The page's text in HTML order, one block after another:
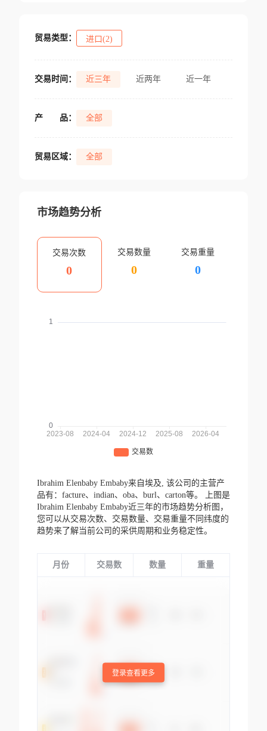
贸易类型： 进口(2)
交易时间： 近三年 近两年 近一年
产 品： 全部
贸易区域： 全部
市场趋势分析
交易次数
0
交易数量
0
交易重量
0
Ibrahim Elenbaby Embaby来自埃及, 该公司的主营产
品有：facture、indian、oba、burl、carton等。
上图是
Ibrahim Elenbaby Embaby近三年的市场趋势分析图，
您可以从交易次数、交易数量、交易重量不同纬度的
趋势来了解当前公司的采供周期和业务稳定性。
月份 交易数 数量 重量
登录查看更多